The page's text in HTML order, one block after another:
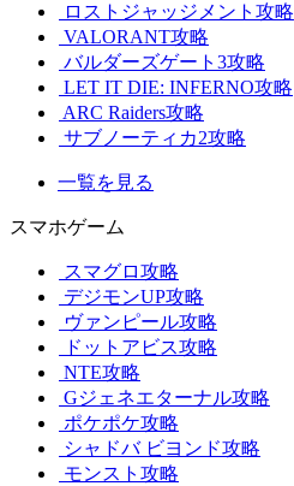
ロストジャッジメント攻略
VALORANT攻略
バルダーズゲート3攻略
LET IT DIE: INFERNO攻略
ARC Raiders攻略
サブノーティカ2攻略
一覧を見る
スマホゲーム
スマグロ攻略
デジモンUP攻略
ヴァンピール攻略
ドットアビス攻略
NTE攻略
Gジェネエターナル攻略
ポケポケ攻略
シャドバ ビヨンド攻略
モンスト攻略